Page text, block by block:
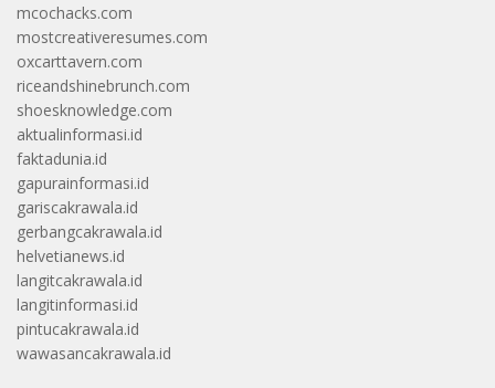
mcochacks.com
mostcreativeresumes.com
oxcarttavern.com
riceandshinebrunch.com
shoesknowledge.com
aktualinformasi.id
faktadunia.id
gapurainformasi.id
gariscakrawala.id
gerbangcakrawala.id
helvetianews.id
langitcakrawala.id
langitinformasi.id
pintucakrawala.id
wawasancakrawala.id